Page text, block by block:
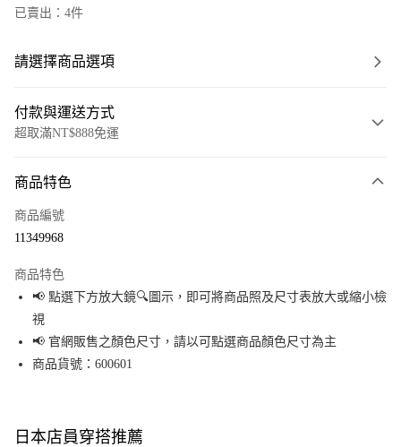
已賣出：4件
請選擇商品選項
付款與運送方式
超取滿NT$888免運
信用卡一次付款
Apple Pay
街口支付
悠遊付
全盈+PAY
商品特色
商品編號
11349968
商品特色
📢 點選下方放大鏡🔍圖示，即可將商品照及尺寸表放大或縮小檢
視
📢 官網販售之顏色尺寸，請以可點選商品顏色尺寸為主
商品貨號：600601
日本店員穿搭推薦